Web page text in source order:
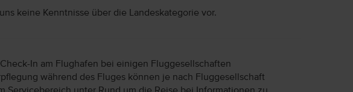
keine Kenntnisse über die Landeskategorie vor.
In am Flughafen bei einigen Fluggesellschaften
während des Fluges können je nach Fluggesellschaft